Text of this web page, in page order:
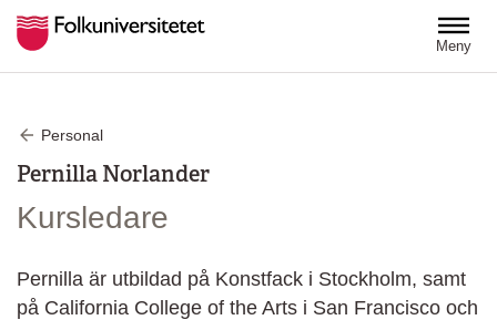
Meny
Personal
Pernilla Norlander
Kursledare
Pernilla är utbildad på Konstfack i Stockholm, samt
på California College of the Arts i San Francisco och